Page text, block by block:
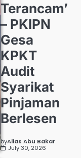
Terancam’
– PKIPN
Gesa
KPKT
Audit
Syarikat
Pinjaman
Berlesen
byAlias Abu Bakar
July 30, 2026